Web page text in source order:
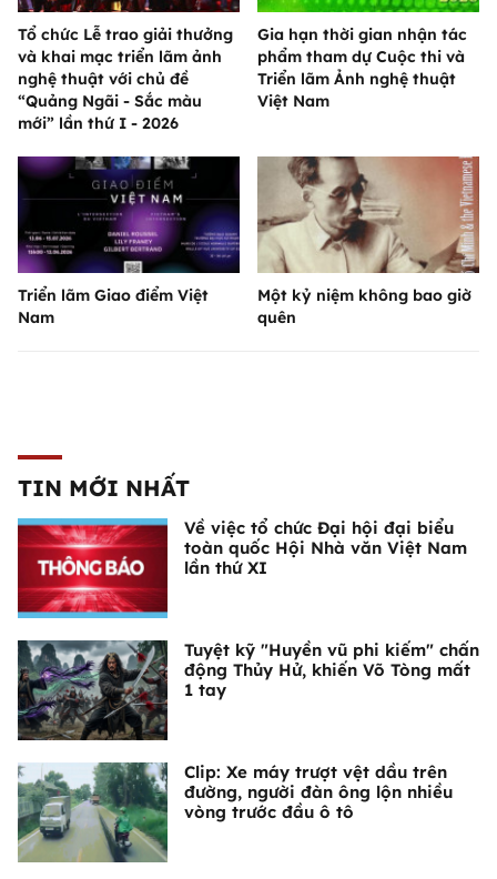
Tổ chức Lễ trao giải thưởng
và khai mạc triển lãm ảnh
nghệ thuật với chủ đề
“Quảng Ngãi - Sắc màu
mới” lần thứ I - 2026
Gia hạn thời gian nhận tác
phẩm tham dự Cuộc thi và
Triển lãm Ảnh nghệ thuật
Việt Nam
Triển lãm Giao điểm Việt
Nam
Một kỷ niệm không bao giờ
quên
TIN MỚI NHẤT
Về việc tổ chức Đại hội đại biểu
toàn quốc Hội Nhà văn Việt Nam
lần thứ XI
Tuyệt kỹ "Huyền vũ phi kiếm" chấn
động Thủy Hử, khiến Võ Tòng mất
1 tay
Clip: Xe máy trượt vệt dầu trên
đường, người đàn ông lộn nhiều
vòng trước đầu ô tô